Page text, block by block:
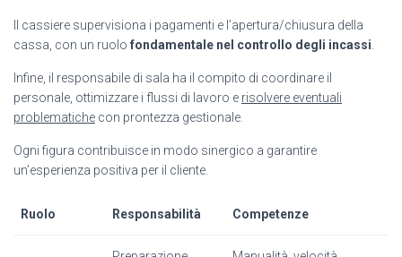
Il cassiere supervisiona i pagamenti e l’apertura/chiusura della
cassa, con un ruolo fondamentale nel controllo degli incassi
Infine, il responsabile di sala ha il compito di coordinare il
personale, ottimizzare i flussi di lavoro e risolvere eventuali
problematiche con prontezza gestionale.
Ogni figura contribuisce in modo sinergico a garantire
un’esperienza positiva per il cliente.
Ruolo Responsabilità Competenze